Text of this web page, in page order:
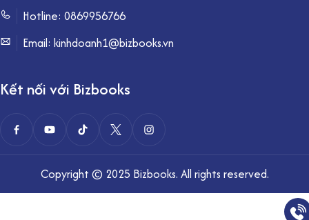
Hotline: 0869956766
Email: kinhdoanh1@bizbooks.vn
Kết nối với Bizbooks
Copyright © 2025 Bizbooks. All rights reserved.